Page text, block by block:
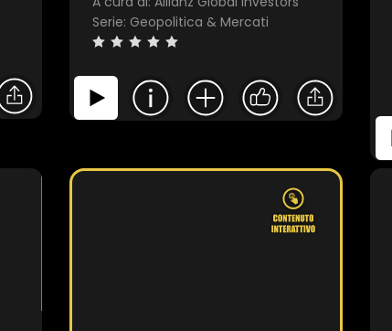
Serie: Geopolitica & Mercati